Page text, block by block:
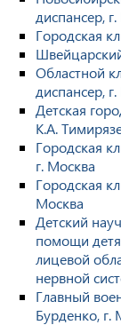
диспансер,
Городская
Областной
диспансер,
Детская
К.А.
Городская
г. Москва
Городская
Москва
Детский
помощи
лицевой
нервной
Главный
Бурденко, г.